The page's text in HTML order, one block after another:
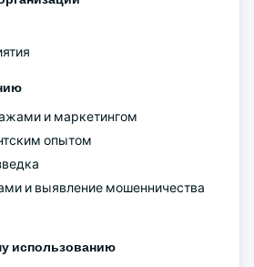
и маркетингом
опытом
и выявление мошенничества
использованию